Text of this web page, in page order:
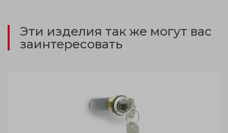
Эти изделия так же могут вас
заинтересовать